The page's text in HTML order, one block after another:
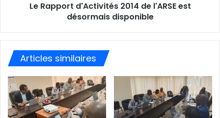
Le Rapport d'Activités 2014 de l'ARSE est
désormais disponible
Articles similaires